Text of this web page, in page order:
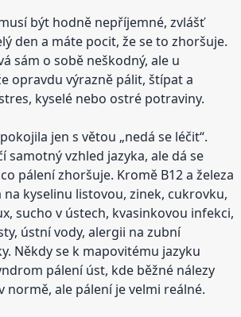
být hodně nepříjemné, zvlášť
den a máte pocit, že se to zhoršuje.
sám o sobě neškodný, ale u
opravdu výrazně pálit, štípat a
kyselé nebo ostré potraviny.
jen s větou „nedá se léčit“.
samotný vzhled jazyka, ale dá se
pálení zhoršuje. Kromě B12 a železa
na kyselinu listovou, zinek, cukrovku,
sucho v ústech, kvasinkovou infekci,
ústní vody, alergii na zubní
Někdy se k mapovitému jazyku
pálení úst, kde běžné nálezy
normě, ale pálení je velmi reálné.